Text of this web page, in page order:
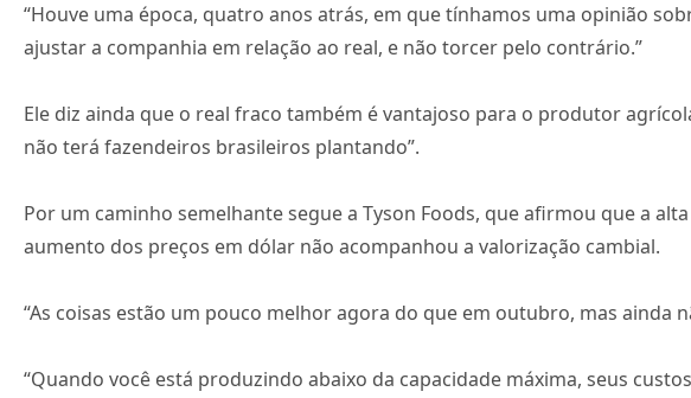
“Houve uma época, quatro anos atrás, em que tínhamos uma opinião
ajustar a companhia em relação ao real, e não torcer pelo contrário.”
Ele diz ainda que o real fraco também é vantajoso para o produtor
não terá fazendeiros brasileiros plantando”.
Por um caminho semelhante segue a Tyson Foods, que afirmou que a
aumento dos preços em dólar não acompanhou a valorização cambial.
“As coisas estão um pouco melhor agora do que em outubro, mas ainda
“Quando você está produzindo abaixo da capacidade máxima, seus